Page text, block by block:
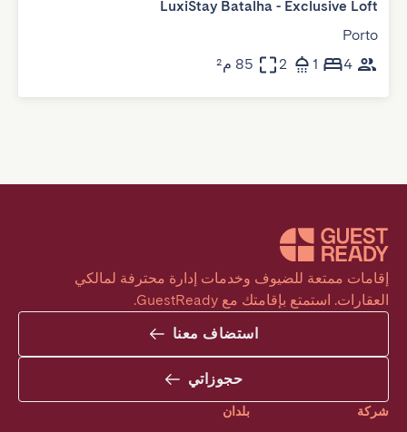
LuxiStay Batalha - Exclusive Loft
Porto
4
1
2 85 م²
العقارات. استمتع بإقامتك مع GuestReady.
استضاف معنا
حجوزاتي
شركة بلدان